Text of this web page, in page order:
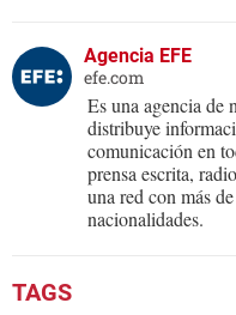
Agencia EFE
efe.com
Es una agencia de
distribuye
comunicación en
prensa escrita,
una red con más
nacionalidades.